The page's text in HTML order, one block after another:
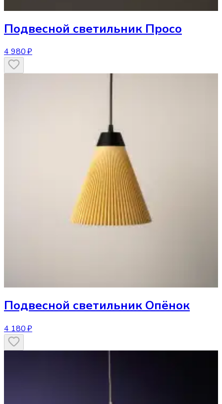
Подвесной светильник Просо
4 980 ₽
Подвесной светильник Опёнок
4 180 ₽